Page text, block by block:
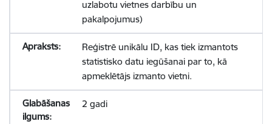
uzlabotu vietnes darbību un
pakalpojumus)
Reģistrē unikālu ID, kas tiek izmantots
statistisko datu iegūšanai par to, kā
apmeklētājs izmanto vietni.
2 gadi